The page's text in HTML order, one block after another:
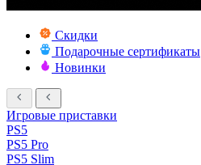
Скидки
Подарочные сертификаты
Новинки
Игровые приставки
PS5
PS5 Pro
PS5 Slim